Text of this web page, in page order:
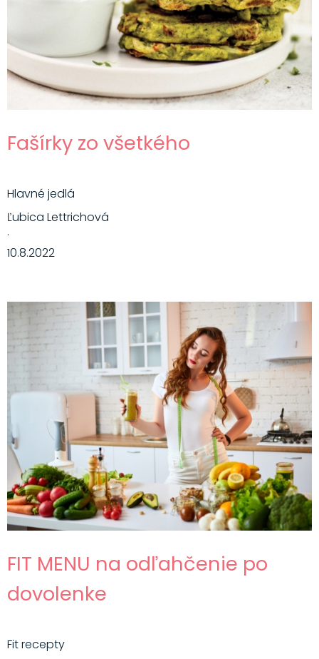
Fašírky zo všetkého
Hlavné jedlá
Ľubica Lettrichová
·
10.8.2022
FIT MENU na odľahčenie po
dovolenke
Fit recepty